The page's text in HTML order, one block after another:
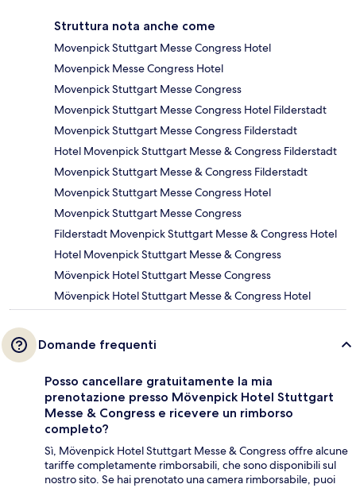
Struttura nota anche come
Movenpick Stuttgart Messe Congress Hotel
Movenpick Messe Congress Hotel
Movenpick Stuttgart Messe Congress
Movenpick Stuttgart Messe Congress Hotel Filderstadt
Movenpick Stuttgart Messe Congress Filderstadt
Hotel Movenpick Stuttgart Messe & Congress Filderstadt
Movenpick Stuttgart Messe & Congress Filderstadt
Movenpick Stuttgart Messe Congress Hotel
Movenpick Stuttgart Messe Congress
Filderstadt Movenpick Stuttgart Messe & Congress Hotel
Hotel Movenpick Stuttgart Messe & Congress
Mövenpick Hotel Stuttgart Messe Congress
Mövenpick Hotel Stuttgart Messe & Congress Hotel
Domande frequenti
Posso cancellare gratuitamente la mia
prenotazione presso Mövenpick Hotel Stuttgart
Messe & Congress e ricevere un rimborso
completo?
Sì, Mövenpick Hotel Stuttgart Messe & Congress offre alcune
tariffe completamente rimborsabili, che sono disponibili sul
nostro sito. Se hai prenotato una camera rimborsabile, puoi